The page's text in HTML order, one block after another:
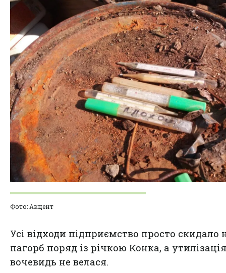
Фото: Акцент
Усі відходи підприємство просто скидало
пагорб поряд із річкою Конка, а утилізація
вочевидь не велася.